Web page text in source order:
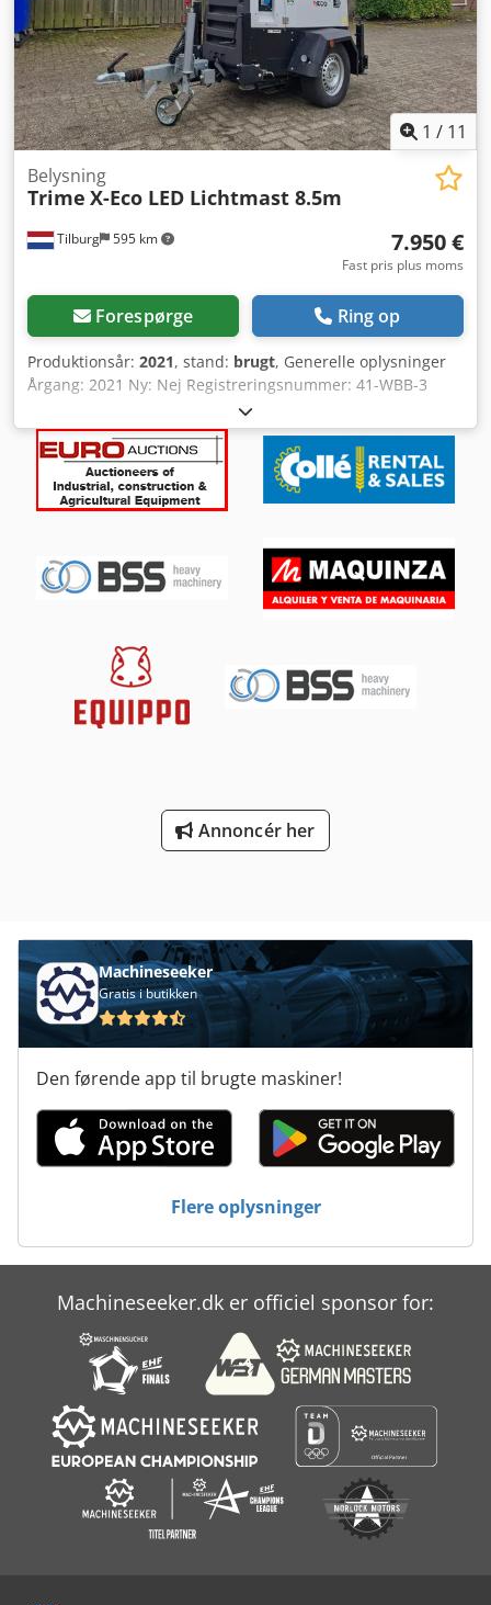
1 / 11
Tilburg 595 km
Belysning
Trime X-Eco LED Lichtmast 8.5m
7.950 €
Fast pris plus moms
Forespørge Ring op
Produktionsår: 2021, stand: brugt, Generelle oplysninger
Årgang: 2021 Ny: Nej Registreringsnummer: 41-WBB-3
Serienummer: 200210463 Drivlinje Drift: Hjul Motormærke:
Kubota Brændstoftank: 110 liter Vægte Egenvægt: 985 kg
Funktionalitet Udtrækkelig opbygning: Ja CE-mærkning: ja
Stand Overordnet stand: meget god Teknisk stand: meget
god Visuel stand: meget god Trime X-ECO LED-lysmast
6 x 160 W LED Højde: 8,5 m Vægt: 985 kg Dimensioner: 254
x 139 x 242 cm Meget velholdt køretøj, to stk. tilgængelige.
Hollandsk registrering.
Annoncér her
Machineseeker
Gratis i butikken
Den førende app til brugte maskiner!
Flere oplysninger
Machineseeker.dk er officiel sponsor for: